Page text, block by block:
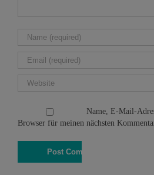
Name, E-Mail-
Browser für meinen nächsten